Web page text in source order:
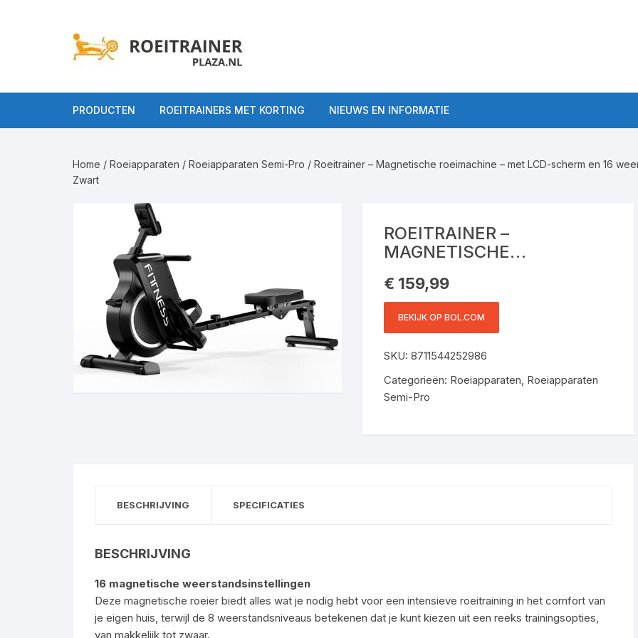
PRODUCTEN
Roeitrainers op
ROEITRAINERS MET KORTING NIEUWS EN INFORMATIE
informatie
Roeitrainers
Roeitrainer kopen tips
Home / Roeiapparaten / Roeiapparaten Semi-Pro / Roeitrainer – Magnetische roeimachine – met LCD-scherm en 16
Zwart
ROEITRAINER –
MAGNETISCHE
SCHERM EN 16
WEERSTANDSNIVEAUS –
MAXIMALE CAPACITEIT
€ 159,99
BEKIJK OP BOL.COM
SKU:8711544252986
Categorieën: Roeiapparaten, Roeiapparaten
Semi-Pro
BESCHRIJVING SPECIFICATIES
BESCHRIJVING
16 magnetische weerstandsinstellingen
Deze magnetische roeier biedt alles wat je nodig hebt voor een intensieve roeitraining in het comfort van
je eigen huis, terwijl de 8 weerstandsniveaus betekenen dat je kunt kiezen uit een reeks trainingsopties,
van makkelijk tot zwaar.